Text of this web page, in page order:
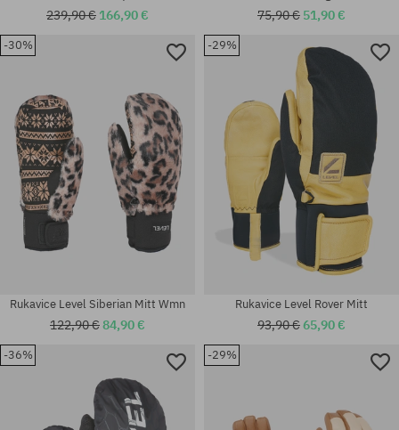
M; XL; M-L
Dostupné veľkosti:
M; XL; 3XL; M-L
Dostupné veľkosti:
239,90 € 166,90 € 75,90 € 51,90 €
-30%
Rukavice Level Siberian Mitt Wmn
122,90 €84,90 €
-29%
Rukavice Level Rover Mitt
93,90 €65,90 €
-36% -29%